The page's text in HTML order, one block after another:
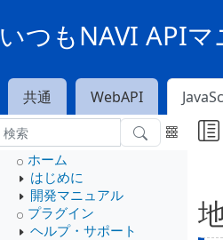
いつもNAVI API
共通 WebAPI
ホーム
はじめに
開発マニュアル
プラグイン
ヘルプ・サポート